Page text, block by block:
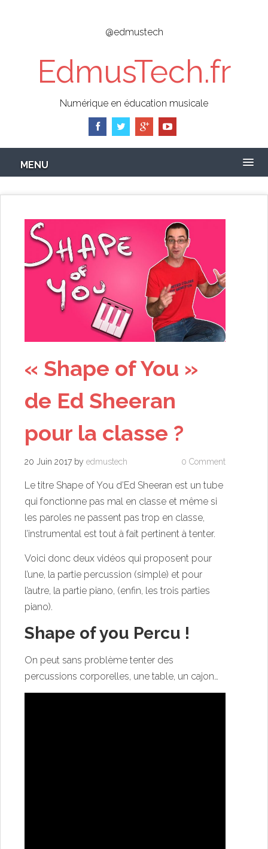
@edmustech
EdmusTech.fr
Numérique en éducation musicale
MENU
« Shape of You »
de Ed Sheeran
pour la classe ?
20 Juin 2017 by edmustech 0 Comment
Le titre Shape of You d’Ed Sheeran est un tube
qui fonctionne pas mal en classe et même si
les paroles ne passent pas trop en classe,
l’instrumental est tout à fait pertinent à tenter.
Voici donc deux vidéos qui proposent pour
l’une, la partie percussion (simple) et pour
l’autre, la partie piano, (enfin, les trois parties
piano).
Shape of you Percu !
On peut sans problème tenter des
percussions corporelles, une table, un cajon…